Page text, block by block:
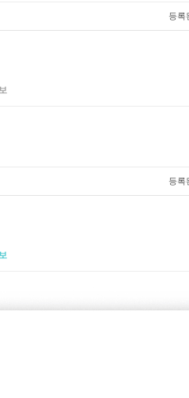
등록
등록